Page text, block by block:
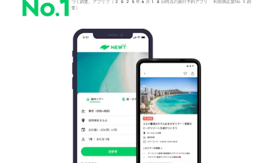
づく調査。アプリブ（2025年6月18日時点の旅行予約アプリ 利用満足度No.1調
査）